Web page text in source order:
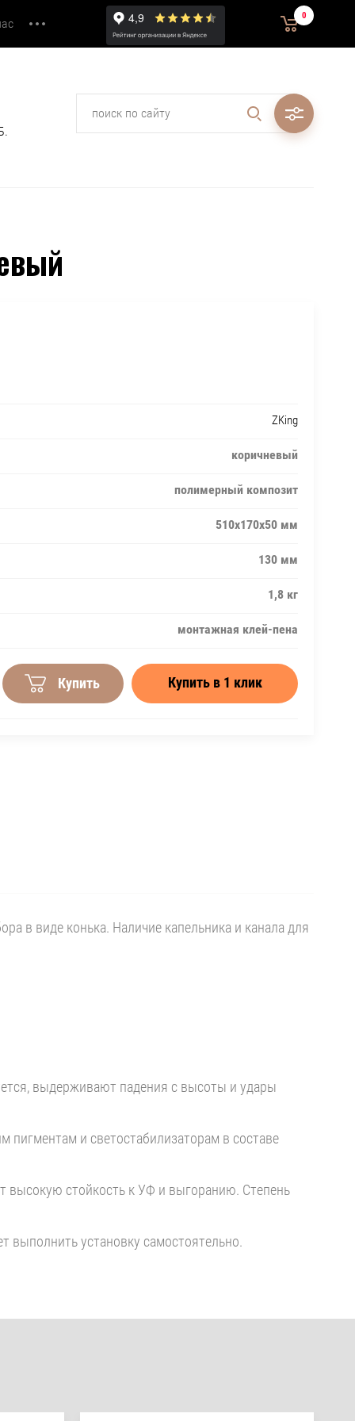
0
ZKing
коричневый
полимерный композит
510х170х50 мм
130 мм
1,8 кг
монтажная клей-пена
Купить Купить в 1 клик
в виде конька. Наличие капельника и канала для
выдерживают падения с высоты и удары
пигментам и светостабилизаторам в составе
высокую стойкость к УФ и выгоранию. Степень
выполнить установку самостоятельно.